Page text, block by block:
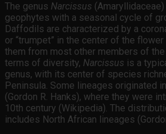
The genus Narcissus
geophytes with a seasonal cycle of
Daffodils are characterized by a
or “trumpet” in the center of the
them from most other members of
terms of diversity, Narcissus is a
genus, with its center of species
Peninsula. Some lineages originated
(Gordon R. Hanks), where they were
10th century (Wikipedia). The
includes North African lineages